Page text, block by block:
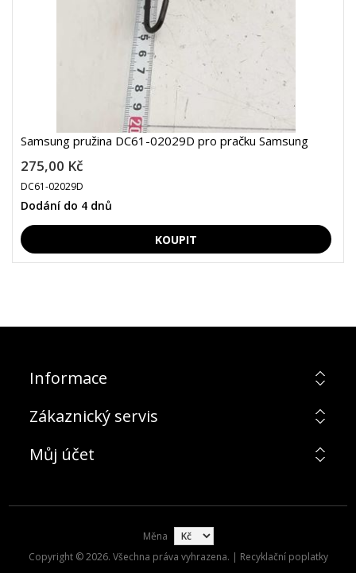
Samsung pružina DC61-02029D pro pračku Samsung
275,00 Kč
DC61-02029D
Dodání do 4 dnů
Informace
Zákaznický servis
Můj účet
Měna
Copyright © 2026. Všechna práva vyhrazena. | Recyklační poplatky